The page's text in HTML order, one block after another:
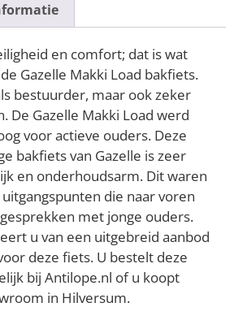
en comfort; dat is wat
Gazelle Makki Load bakfiets.
bestuurder, maar ook zeker
De Gazelle Makki Load werd
voor actieve ouders. Deze
bakfiets van Gazelle is zeer
en onderhoudsarm. Dit waren
die naar voren
met jonge ouders.
u van een uitgebreid aanbod
deze fiets. U bestelt deze
bij Antilope.nl of u koopt
in Hilversum.